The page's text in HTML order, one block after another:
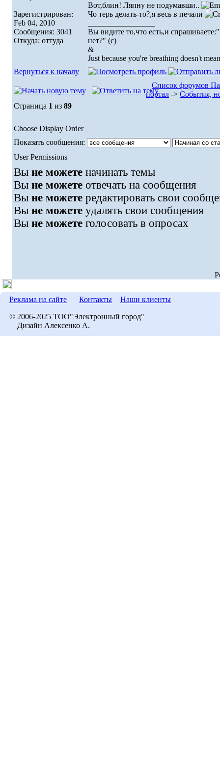
Зарегистрирован:
Feb 04, 2010
Сообщения: 3041
Откуда: оттуда
Вот,блин! Ляпну не подумавши..
Чо терь делать-то?,я весь в печали
Вы видите то,что есть,и
нет?" (с)
&
Just because you're breathing doesn't
Вернуться к началу
Список форумов
портал -> События,
Страница 1 из 89
Choose Display Order
Показать сообщения:
User Permissions
Вы не можете начинать темы
Вы не можете отвечать на сообщения
Вы не можете редактировать свои
Вы не можете удалять свои сообщения
Вы не можете голосовать в опросах
Реклама на сайте Контакты Наши клиенты
© 2006-2025 ТОО"Электронный город"
Дизайн Алексенко А.